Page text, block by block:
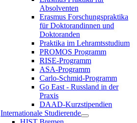
Absolventen
Erasmus Forschungspraktika
für Doktorandinnen und
Doktoranden
Praktika im Lehramtsstudium
PROMOS Programm
RISE-Programm
ASA-Programm
Carlo-Schmid-Programm
Go East - Russland in der
Praxis
DAAD-Kurzstipendien
Internationale Studierende